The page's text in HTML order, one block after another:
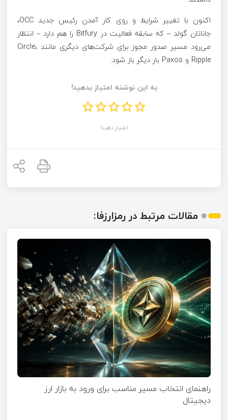
اکنون با تغییر شرایط و روی کار آمدن رئیس جدید OCC،
جاناتان گولد – که سابقه فعالیت در Bitfury را هم دارد – انتظار
می‌رود مسیر صدور مجوز برای شرکت‌های دیگری مانند Circle،
Ripple و Paxos بار دیگر باز شود.
به این نوشته امتیاز بدهید!
امتیاز دهید!
مقالات مرتبط در رمزارزفا:
راهنمای انتخاب مسیر مناسب برای ورود به بازار ارز
دیجیتال